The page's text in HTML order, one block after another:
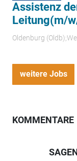
Assistenz
Leitung(m/
Oldenburg
weitere Jobs
KOMMENTARE